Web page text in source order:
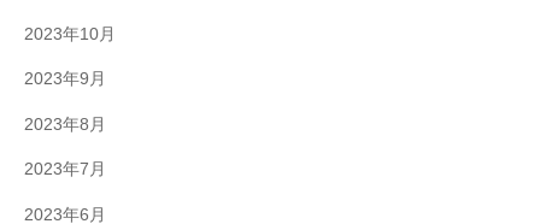
2023年10月
2023年9月
2023年8月
2023年7月
2023年6月